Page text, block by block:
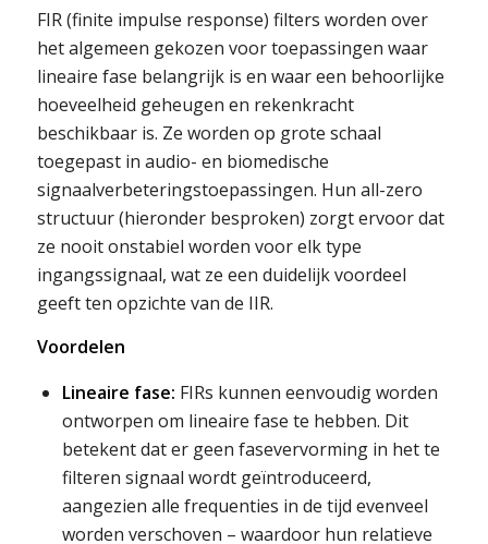
FIR (finite impulse response) filters worden over
het algemeen gekozen voor toepassingen waar
lineaire fase belangrijk is en waar een behoorlijke
hoeveelheid geheugen en rekenkracht
beschikbaar is. Ze worden op grote schaal
toegepast in audio- en biomedische
signaalverbeteringstoepassingen. Hun all-zero
structuur (hieronder besproken) zorgt ervoor dat
ze nooit onstabiel worden voor elk type
ingangssignaal, wat ze een duidelijk voordeel
geeft ten opzichte van de IIR.
Voordelen
Lineaire fase: FIRs kunnen eenvoudig worden
ontworpen om lineaire fase te hebben. Dit
betekent dat er geen fasevervorming in het te
filteren signaal wordt geïntroduceerd,
aangezien alle frequenties in de tijd evenveel
worden verschoven – waardoor hun relatieve